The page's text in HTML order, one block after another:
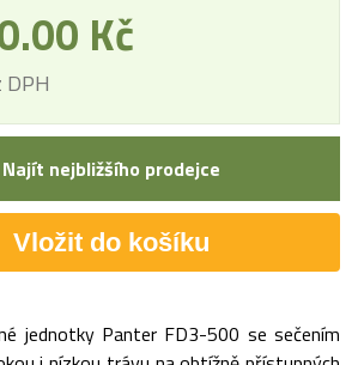
Kč
Najít nejbližšího prodejce
Vložit do košíku
jednotky Panter FD3-500 se sečením